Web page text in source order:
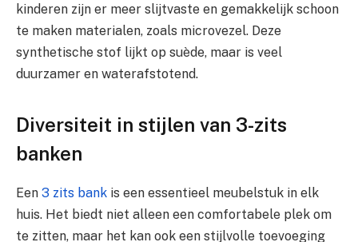
kinderen zijn er meer slijtvaste en gemakkelijk schoon
te maken materialen, zoals microvezel. Deze
synthetische stof lijkt op suède, maar is veel
duurzamer en waterafstotend.
Diversiteit in stijlen van 3-zits
banken
Een 3 zits bank is een essentieel meubelstuk in elk
huis. Het biedt niet alleen een comfortabele plek om
te zitten, maar het kan ook een stijlvolle toevoeging